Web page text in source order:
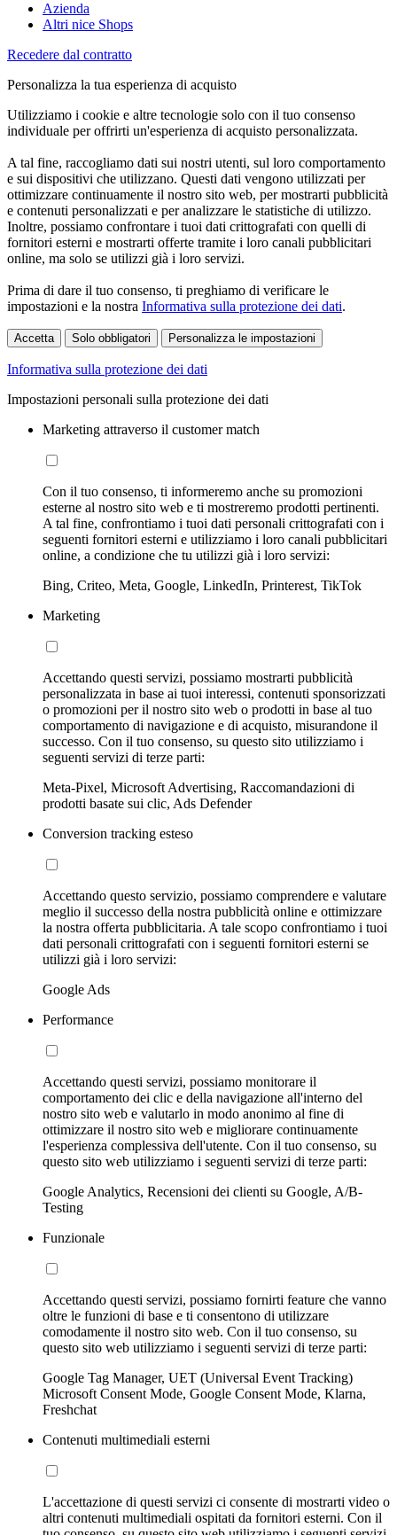
Azienda
Altri nice Shops
Recedere dal contratto
Personalizza la tua esperienza di acquisto
Utilizziamo i cookie e altre tecnologie solo con il tuo consenso
individuale per offrirti un'esperienza di acquisto personalizzata.
A tal fine, raccogliamo dati sui nostri utenti, sul loro comportamento
e sui dispositivi che utilizzano. Questi dati vengono utilizzati per
ottimizzare continuamente il nostro sito web, per mostrarti pubblicità
e contenuti personalizzati e per analizzare le statistiche di utilizzo.
Inoltre, possiamo confrontare i tuoi dati crittografati con quelli di
fornitori esterni e mostrarti offerte tramite i loro canali pubblicitari
online, ma solo se utilizzi già i loro servizi.
Prima di dare il tuo consenso, ti preghiamo di verificare le
impostazioni e la nostra Informativa sulla protezione dei dati.
Accetta Solo obbligatori Personalizza le impostazioni
Informativa sulla protezione dei dati
Impostazioni personali sulla protezione dei dati
Marketing attraverso il customer match
Con il tuo consenso, ti informeremo anche su promozioni
esterne al nostro sito web e ti mostreremo prodotti pertinenti.
A tal fine, confrontiamo i tuoi dati personali crittografati con i
seguenti fornitori esterni e utilizziamo i loro canali pubblicitari
online, a condizione che tu utilizzi già i loro servizi:
Bing, Criteo, Meta, Google, LinkedIn, Printerest, TikTok
Marketing
Accettando questi servizi, possiamo mostrarti pubblicità
personalizzata in base ai tuoi interessi, contenuti sponsorizzati
o promozioni per il nostro sito web o prodotti in base al tuo
comportamento di navigazione e di acquisto, misurandone il
successo. Con il tuo consenso, su questo sito utilizziamo i
seguenti servizi di terze parti:
Meta-Pixel, Microsoft Advertising, Raccomandazioni di
prodotti basate sui clic, Ads Defender
Conversion tracking esteso
Accettando questo servizio, possiamo comprendere e valutare
meglio il successo della nostra pubblicità online e ottimizzare
la nostra offerta pubblicitaria. A tale scopo confrontiamo i tuoi
dati personali crittografati con i seguenti fornitori esterni se
utilizzi già i loro servizi:
Google Ads
Performance
Accettando questi servizi, possiamo monitorare il
comportamento dei clic e della navigazione all'interno del
nostro sito web e valutarlo in modo anonimo al fine di
ottimizzare il nostro sito web e migliorare continuamente
l'esperienza complessiva dell'utente. Con il tuo consenso, su
questo sito web utilizziamo i seguenti servizi di terze parti:
Google Analytics, Recensioni dei clienti su Google, A/B-
Testing
Funzionale
Accettando questi servizi, possiamo fornirti feature che vanno
oltre le funzioni di base e ti consentono di utilizzare
comodamente il nostro sito web. Con il tuo consenso, su
questo sito web utilizziamo i seguenti servizi di terze parti:
Google Tag Manager, UET (Universal Event Tracking)
Microsoft Consent Mode, Google Consent Mode, Klarna,
Freshchat
Contenuti multimediali esterni
L'accettazione di questi servizi ci consente di mostrarti video o
altri contenuti multimediali ospitati da fornitori esterni. Con il